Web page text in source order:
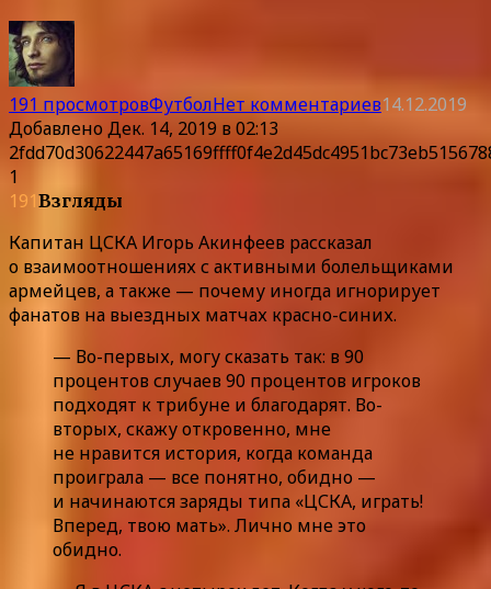
191 просмотровФутболНет комментариев14.12.2019
ДобавленоДек. 14, 2019 в 02:13
1
191Взгляды
Капитан ЦСКА Игорь Акинфеев рассказал
о взаимоотношениях с активными болельщиками
армейцев, а также — почему иногда игнорирует
фанатов на выездных матчах красно-синих.
— Во-первых, могу сказать так: в 90
процентов случаев 90 процентов игроков
подходят к трибуне и благодарят. Во-
вторых, скажу откровенно, мне
не нравится история, когда команда
проиграла — все понятно, обидно —
и начинаются заряды типа «ЦСКА, играть!
Вперед, твою мать». Лично мне это
обидно.